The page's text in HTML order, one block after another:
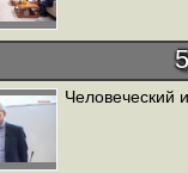
Человеческий